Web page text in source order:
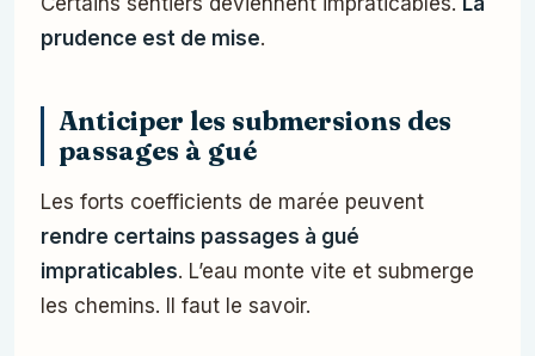
prudence est de mise.
Anticiper les submersions des
passages à gué
Les forts coefficients de marée peuvent
rendre certains passages à gué
impraticables. L’eau monte vite et submerge
les chemins. Il faut le savoir.